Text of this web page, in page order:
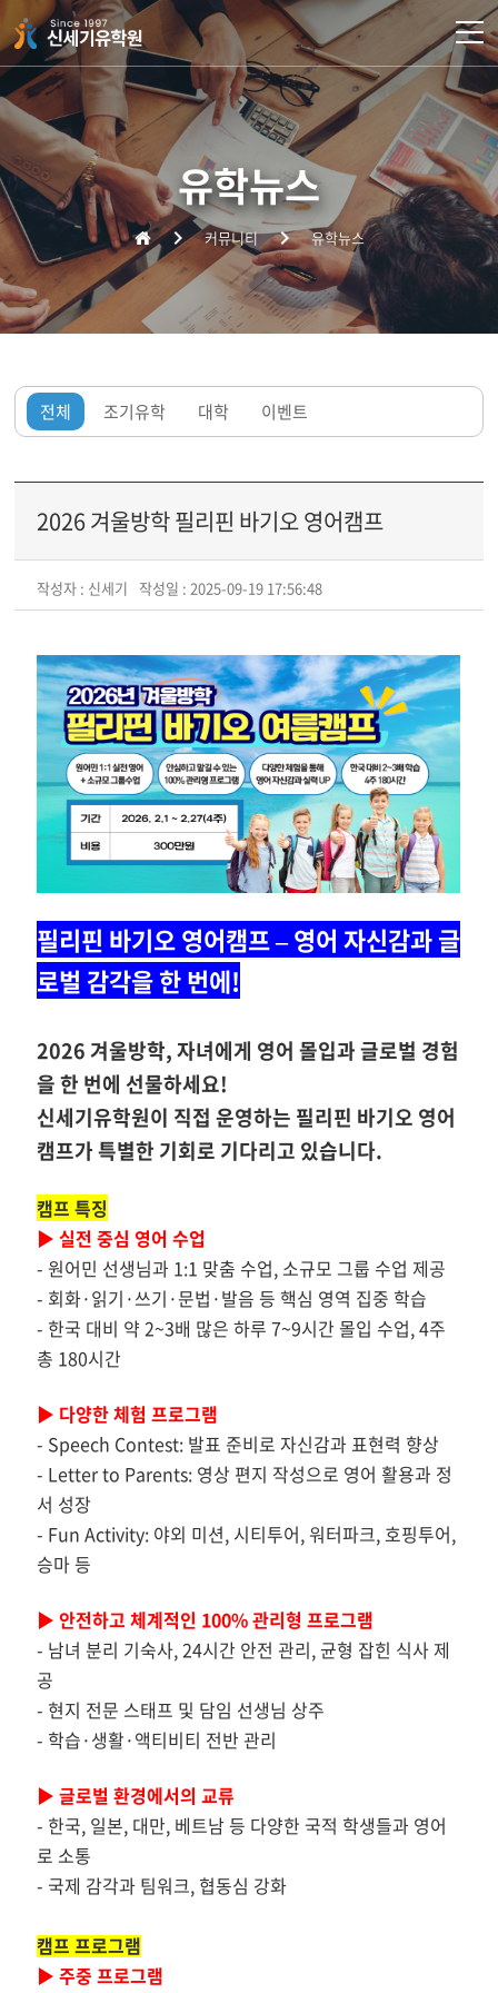
주메뉴 바로가기
컨텐츠 바로가기
유학뉴스
커뮤니티 유학뉴스
전체 조기유학 대학 이벤트
2026 겨울방학 필리핀 바기오 영어캠프
작성자 : 신세기 작성일 : 2025-09-19 17:56:48
필리핀 바기오 영어캠프 – 영어 자신감과 글
로벌 감각을 한 번에!
2026 겨울방학, 자녀에게 영어 몰입과 글로벌 경험
을 한 번에 선물하세요!
신세기유학원이 직접 운영하는 필리핀 바기오 영어
캠프가 특별한 기회로 기다리고 있습니다.
캠프 특징
▶ 실전 중심 영어 수업
- 원어민 선생님과 1:1 맞춤 수업, 소규모 그룹 수업 제공
- 회화·읽기·쓰기·문법·발음 등 핵심 영역 집중 학습
- 한국 대비 약 2~3배 많은 하루 7~9시간 몰입 수업, 4주
총 180시간
▶ 다양한 체험 프로그램
- Speech Contest: 발표 준비로 자신감과 표현력 향상
- Letter to Parents: 영상 편지 작성으로 영어 활용과 정
서 성장
- Fun Activity: 야외 미션, 시티투어, 워터파크, 호핑투어,
승마 등
▶안전하고 체계적인 100% 관리형 프로그램
- 남녀 분리 기숙사, 24시간 안전 관리, 균형 잡힌 식사 제
공
- 현지 전문 스태프 및 담임 선생님 상주
- 학습·생활·액티비티 전반 관리
▶글로벌 환경에서의 교류
- 한국, 일본, 대만, 베트남 등 다양한 국적 학생들과 영어
로 소통
- 국제 감각과 팀워크, 협동심 강화
캠프 프로그램
▶주중 프로그램